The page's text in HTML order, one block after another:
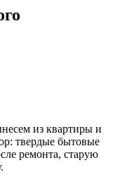
из квартиры и
твердые бытовые
ремонта, старую